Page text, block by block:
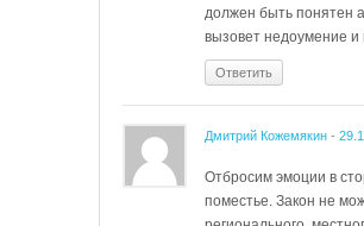
должен быть понятен
вызовет недоумение
Ответить
Дмитрий Кожемякин -
Отбросим эмоции в
поместье. Закон не